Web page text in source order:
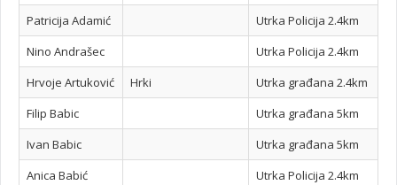
Patricija Adamić
Utrka Policija 2.4km
Nino Andrašec
Utrka Policija 2.4km
Hrvoje Artuković
Hrki
Utrka građana 2.4km
Filip Babic
Utrka građana 5km
Ivan Babic
Utrka građana 5km
Anica Babić
Utrka Policija 2.4km